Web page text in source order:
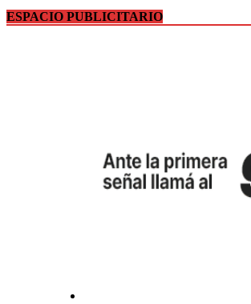
ESPACIO PUBLICITARIO